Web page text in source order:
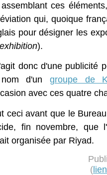
ces
qui, quoique
pour désigner les
exhibition).
donc d'une publicité
d'un groupe de
avec ces quatre
ceci avant que le
fin novembre, que
organisée par Riyad.
(